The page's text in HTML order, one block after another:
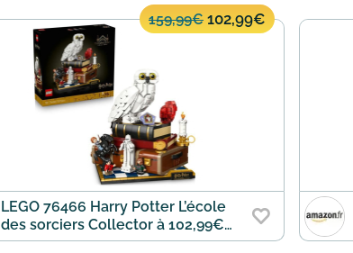
159,99€ 102,99€
LEGO 76466 Harry Potter L’école
des sorciers Collector à 102,99€
(au lieu de 159,99€)